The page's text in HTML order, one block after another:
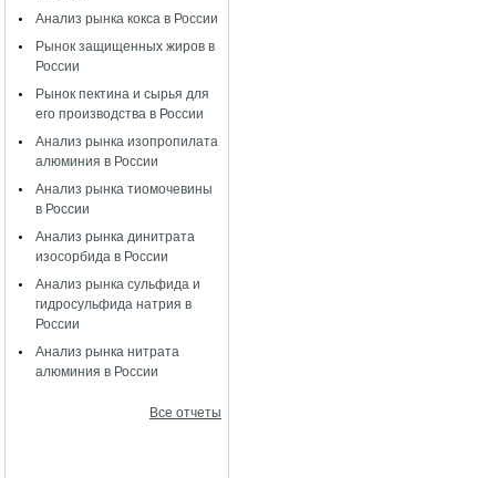
Анализ рынка кокса в России
Рынок защищенных жиров в
России
Рынок пектина и сырья для
его производства в России
Анализ рынка изопропилата
алюминия в России
Анализ рынка тиомочевины
в России
Анализ рынка динитрата
изосорбида в России
Анализ рынка сульфида и
гидросульфида натрия в
России
Анализ рынка нитрата
алюминия в России
Все отчеты